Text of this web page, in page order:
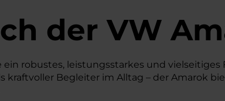
der VW
robustes, leistungsstarkes und
kraftvoller Begleiter im Alltag – der Amarok